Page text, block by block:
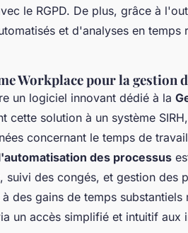
le RGPD. De plus, grâce à
et d'analyses en
Workplace pour la gestion
un logiciel innovant dédié à la
cette solution à un système
concernant le temps de
des processus
suivi des congés, et gestion des
des gains de temps substantiels
un accès simplifié et intuitif aux